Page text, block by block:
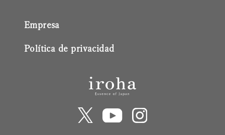
Empresa
Política de privacidad